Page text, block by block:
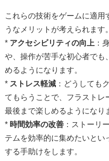
これらの技術をゲームに適用
うなメリットが考えられます。
* アクセシビリティの向上 ：
や、操作が苦手な初心者でも
めるようになります。
* ストレス軽減 ：どうしても
てもらうことで、フラストレ
最後まで楽しめるようになり
* 時間効率の改善 ：ストーリ
テムを効率的に集めたいとい
する手助けをします。